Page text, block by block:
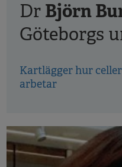
Dr Björn
Göteborgs
Kartlägger hur
arbetar